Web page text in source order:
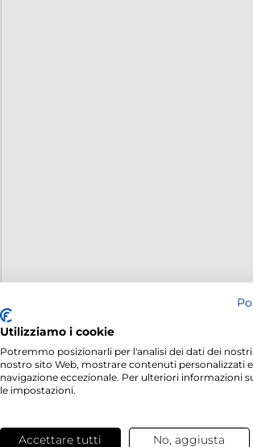
Utilizziamo i cookie
Potremmo posizionarli per l'analisi dei dati dei
nostro sito Web, mostrare contenuti personalizzati
navigazione eccezionale. Per ulteriori informazioni
le impostazioni.
Accettare tutti No, aggiusta